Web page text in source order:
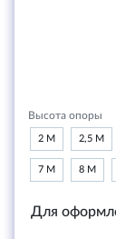
Высота опоры
2 М 2,5 М
7 М 8 М
Для